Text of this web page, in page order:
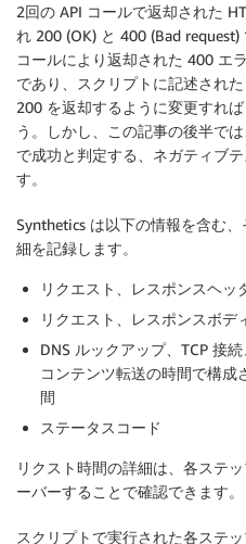
2回の API コールで返却された
れ 200 (OK) と 400 (Bad request)
コールにより返却された 400 エ
であり、スクリプトに記述され
200 を返却するように変更すれ
う。しかし、この記事の後半で
で成功と判定する、ネガティブ
す。
Synthetics は以下の情報を含む
細を記録します。
リクエスト、レスポンスヘッ
リクエスト、レスポンスボデ
DNS ルックアップ、TCP 接続
コンテンツ転送の時間で構成
間
ステータスコード
リクスト時間の詳細は、各ステ
ーバーすることで確認できます。
スクリプトで実行された各ステッ